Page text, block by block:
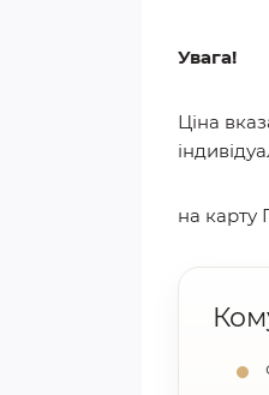
Увага!
Ціна
на карту